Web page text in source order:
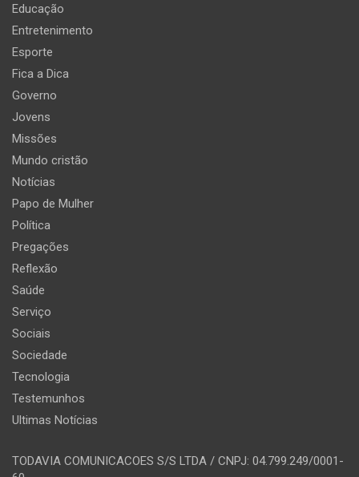
Educação
Entretenimento
Esporte
Fica a Dica
Governo
Jovens
Missões
Mundo cristão
Notícias
Papo de Mulher
Política
Pregações
Reflexão
Saúde
Serviço
Sociais
Sociedade
Tecnologia
Testemunhos
Ultimas Notícias
TODAVIA COMUNICACOES S/S LTDA / CNPJ: 04.799.249/0001-